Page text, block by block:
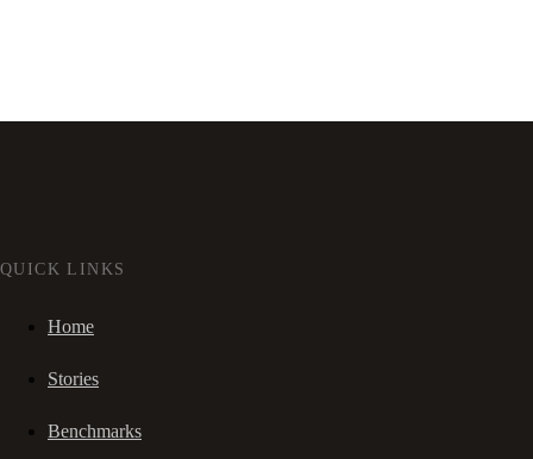
QUICK LINKS
Home
Stories
Benchmarks